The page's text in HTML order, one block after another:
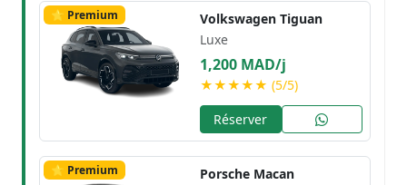
⭐ Premium
Volkswagen Tiguan
Luxe
1,200 MAD/j
★★★★★ (5/5)
Réserver
⭐ Premium
Porsche Macan